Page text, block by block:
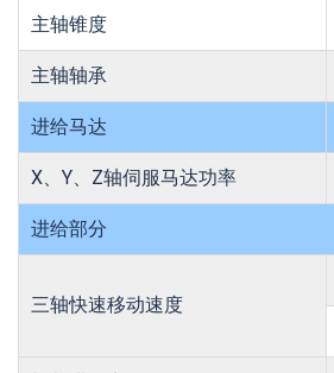
主轴锥度
主轴轴承
进给马达
X、Y、Z轴伺服马达功率
进给部分
三轴快速移动速度